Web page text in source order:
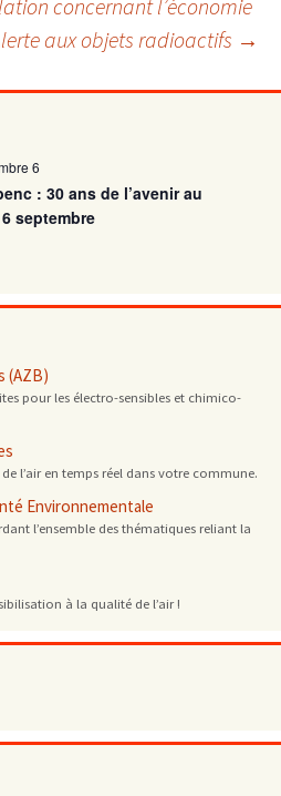
concernant l’économie
aux objets radioactifs →
6
: 30 ans de l’avenir au
septembre
(AZB)
pour les électro-sensibles et chimico-
l’air en temps réel dans votre commune.
Environnementale
l’ensemble des thématiques reliant la
à la qualité de l’air !